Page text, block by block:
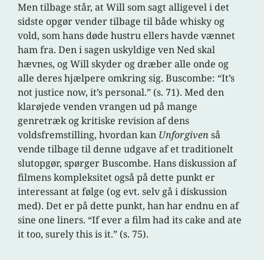
Men tilbage står, at Will som sagt alligevel i det
sidste opgør vender tilbage til både whisky og
vold, som hans døde hustru ellers havde vænnet
ham fra. Den i sagen uskyldige ven Ned skal
hævnes, og Will skyder og dræber alle onde og
alle deres hjælpere omkring sig. Buscombe: “It’s
not justice now, it’s personal.” (s. 71). Med den
klarøjede venden vrangen ud på mange
genretræk og kritiske revision af dens
voldsfremstilling, hvordan kan Unforgivenså
vende tilbage til denne udgave af et traditionelt
slutopgør, spørger Buscombe. Hans diskussion af
filmens kompleksitet også på dette punkt er
interessant at følge (og evt. selv gå i diskussion
med). Det er på dette punkt, han har endnu en af
sine one liners. “If ever a film had its cake and ate
it too, surely this is it.” (s. 75).